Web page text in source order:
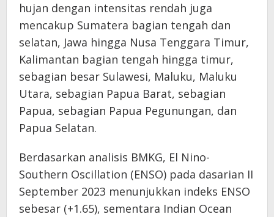
hujan dengan intensitas rendah juga
mencakup Sumatera bagian tengah dan
selatan, Jawa hingga Nusa Tenggara Timur,
Kalimantan bagian tengah hingga timur,
sebagian besar Sulawesi, Maluku, Maluku
Utara, sebagian Papua Barat, sebagian
Papua, sebagian Papua Pegunungan, dan
Papua Selatan.
Berdasarkan analisis BMKG, El Nino-
Southern Oscillation (ENSO) pada dasarian II
September 2023 menunjukkan indeks ENSO
sebesar (+1.65), sementara Indian Ocean